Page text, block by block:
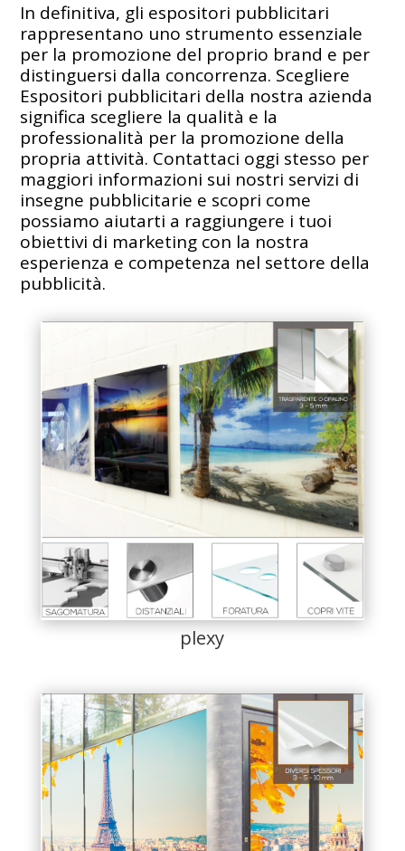
In definitiva, gli espositori pubblicitari
rappresentano uno strumento essenziale
per la promozione del proprio brand e per
distinguersi dalla concorrenza. Scegliere
Espositori pubblicitari della nostra azienda
significa scegliere la qualità e la
professionalità per la promozione della
propria attività. Contattaci oggi stesso per
maggiori informazioni sui nostri servizi di
insegne pubblicitarie e scopri come
possiamo aiutarti a raggiungere i tuoi
obiettivi di marketing con la nostra
esperienza e competenza nel settore della
pubblicità.
plexy